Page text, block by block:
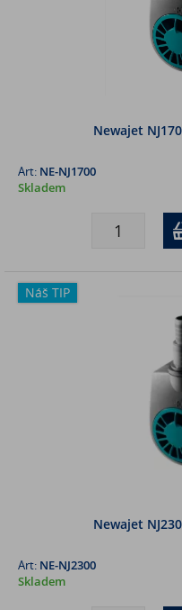
Newajet
Art: NE-NJ1700
Skladem
Náš TIP
Newajet
Art: NE-NJ2300
Skladem